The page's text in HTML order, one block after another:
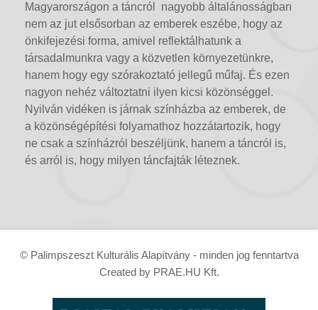
Magyarországon a táncról nagyobb általánosságban
nem az jut elsősorban az emberek eszébe, hogy az
önkifejezési forma, amivel reflektálhatunk a
társadalmunkra vagy a közvetlen környezetünkre,
hanem hogy egy szórakoztató jellegű műfaj. És ezen
nagyon nehéz változtatni ilyen kicsi közönséggel.
Nyilván vidéken is járnak színházba az emberek, de
a közönségépítési folyamathoz hozzátartozik, hogy
ne csak a színházról beszéljünk, hanem a táncról is,
és arról is, hogy milyen táncfajták léteznek.
© Palimpszeszt Kulturális Alapítvány - minden jog fenntartva
Created by PRAE.HU Kft.